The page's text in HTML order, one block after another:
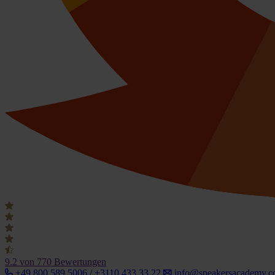
9.2 von 770 Bewertungen
+49 800 589 5006 / +3110 433 33 22